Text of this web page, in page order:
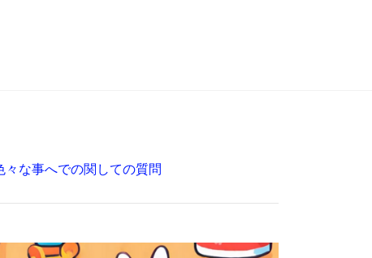
な事へでの関しての質問